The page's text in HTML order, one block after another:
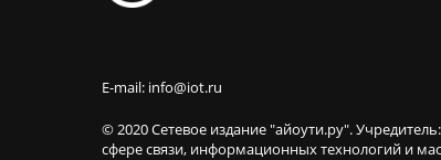
E-mail: info@iot.ru
© 2020 Сетевое издание "айоути.ру".
сфере связи, информационных технологий и